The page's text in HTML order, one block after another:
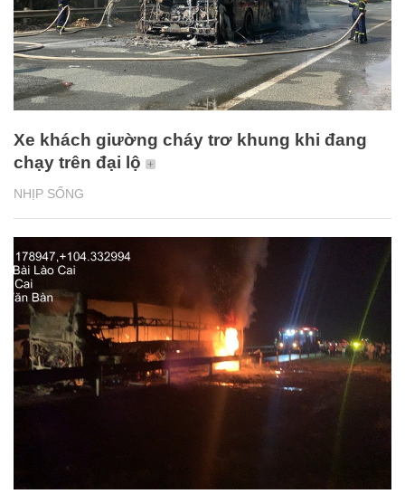
NHỊP SỐNG
Xe khách giường cháy trơ khung khi đang
chạy trên đại lộ